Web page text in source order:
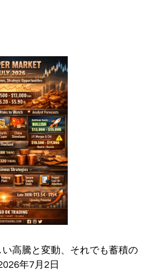
高騰と変動、それでも蓄積の
年7月2日